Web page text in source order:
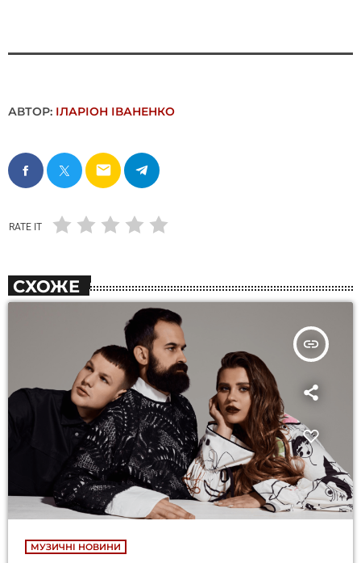
АВТОР: ІЛАРІОН ІВАНЕНКО
email
RATE IT
СХОЖЕ
insert_link
МУЗИЧНІ НОВИНИ